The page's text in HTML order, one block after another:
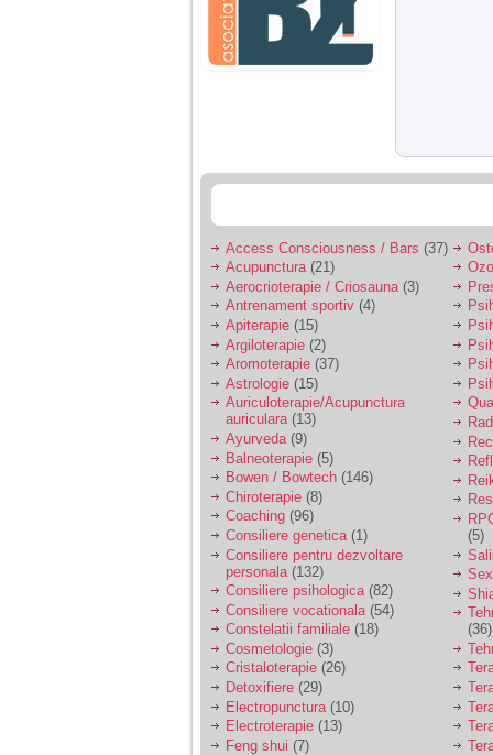
De 4 ani am o relatie
serioasa cu un barbat
Ma aflu aici pentru ca
vreau sa stiu daca am
nevoie de un psiholog
sau psihiatru.
Sunt casatorita, am
31 de ani si un copil in
varsta de 2 ani care
mi-e lumina ochilor.
De ceva timp simt ca
mi s-a adunat
oboseala, o oboseala
cronica de care nu pot
scapa si simt ca din
cauza ei nu pot
controla nervii si
cateodata are copilul
de suferit.
Am o bariera peste
care nu pot trece:
prietena mea a ramas
insarcinata cu o fata.
Am fost de comun
acord sa facem un
copil, cu gandul ca e
baiat.
Access Consciousness / Bars (37)
Acupunctura(21)
Aerocrioterapie / Criosauna (3)
Antrenament sportiv (4)
Apiterapie (15)
Argiloterapie (2)
Aromoterapie (37)
Astrologie (15)
Auriculoterapie/Acupunctura
auriculara(13)
Ayurveda (9)
Balneoterapie (5)
Bowen / Bowtech (146)
Chiroterapie (8)
Coaching (96)
Consiliere genetica (1)
Consiliere pentru dezvoltare
personala (132)
Consiliere psihologica(82)
Consiliere vocationala (54)
Constelatii familiale (18)
Cosmetologie (3)
Cristaloterapie (26)
Detoxifiere (29)
Electropunctura (10)
Electroterapie (13)
Feng shui (7)
(5)
(36)